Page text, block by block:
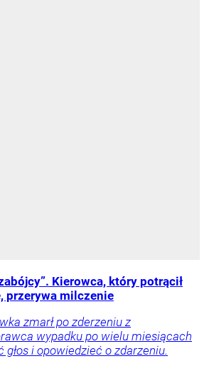
Kierowca, który potrącił
przerywa milczenie
zmarł po zderzeniu z
wypadku po wielu miesiącach
głos i opowiedzieć o zdarzeniu.